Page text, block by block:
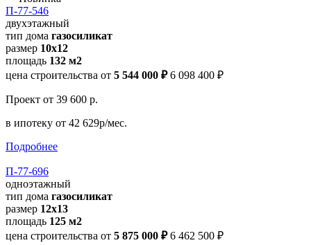
П-77-546
двухэтажный
тип дома газосиликат
размер 10х12
площадь 132 м2
цена строительства от 5 544 000 ₽ 6 098 400 ₽
Проект от 39 600 р.
в ипотеку от 42 629р/мес.
Подробнее
П-77-696
одноэтажный
тип дома газосиликат
размер 12x13
площадь 125 м2
цена строительства от 5 875 000 ₽ 6 462 500 ₽